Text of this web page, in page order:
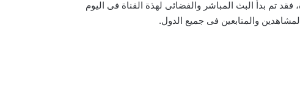
فقد تم بدأ البث المباشر والفضائى لهذة القناة فى اليوم